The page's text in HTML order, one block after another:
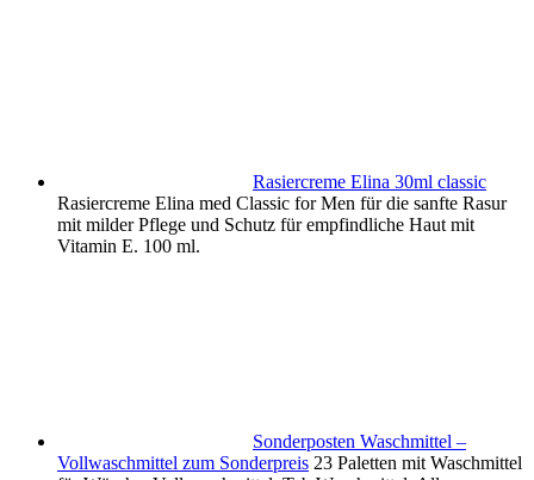
Rasiercreme Elina 30ml classic
Rasiercreme Elina med Classic for Men für die sanfte Rasur
mit milder Pflege und Schutz für empfindliche Haut mit
Vitamin E. 100 ml.
Sonderposten Waschmittel –
Vollwaschmittel zum Sonderpreis 23 Paletten mit Waschmittel